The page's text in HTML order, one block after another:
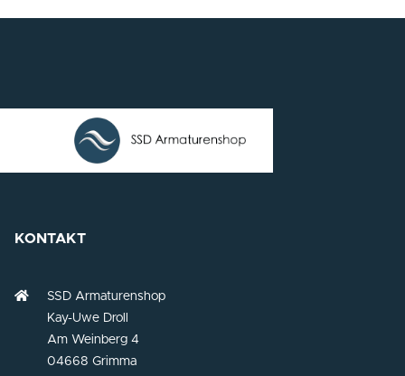
KONTAKT
SSD Armaturenshop
Kay-Uwe Droll
Am Weinberg 4
04668 Grimma